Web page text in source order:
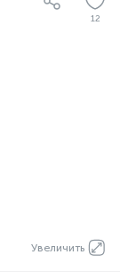
12
Увеличить